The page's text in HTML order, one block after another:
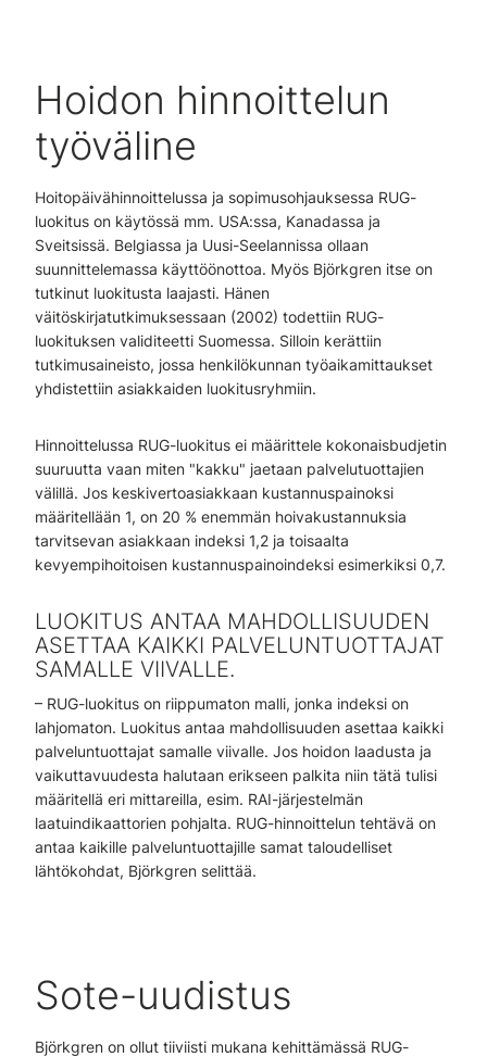
Hoidon hinnoittelun
työväline
Hoitopäivähinnoittelussa ja sopimusohjauksessa RUG-
luokitus on käytössä mm. USA:ssa, Kanadassa ja
Sveitsissä. Belgiassa ja Uusi-Seelannissa ollaan
suunnittelemassa käyttöönottoa. Myös Björkgren itse on
tutkinut luokitusta laajasti. Hänen
väitöskirjatutkimuksessaan (2002) todettiin RUG-
luokituksen validiteetti Suomessa. Silloin kerättiin
tutkimusaineisto, jossa henkilökunnan työaikamittaukset
yhdistettiin asiakkaiden luokitusryhmiin.
Hinnoittelussa RUG-luokitus ei määrittele kokonaisbudjetin
suuruutta vaan miten "kakku" jaetaan palvelutuottajien
välillä. Jos keskivertoasiakkaan kustannuspainoksi
määritellään 1, on 20 % enemmän hoivakustannuksia
tarvitsevan asiakkaan indeksi 1,2 ja toisaalta
kevyempihoitoisen kustannuspainoindeksi esimerkiksi 0,7.
LUOKITUS ANTAA MAHDOLLISUUDEN
ASETTAA KAIKKI PALVELUNTUOTTAJAT
SAMALLE VIIVALLE.
– RUG-luokitus on riippumaton malli, jonka indeksi on
lahjomaton. Luokitus antaa mahdollisuuden asettaa kaikki
palveluntuottajat samalle viivalle. Jos hoidon laadusta ja
vaikuttavuudesta halutaan erikseen palkita niin tätä tulisi
määritellä eri mittareilla, esim. RAI-järjestelmän
laatuindikaattorien pohjalta. RUG-hinnoittelun tehtävä on
antaa kaikille palveluntuottajille samat taloudelliset
lähtökohdat, Björkgren selittää.
Sote-uudistus
Björkgren on ollut tiiviisti mukana kehittämässä RUG-